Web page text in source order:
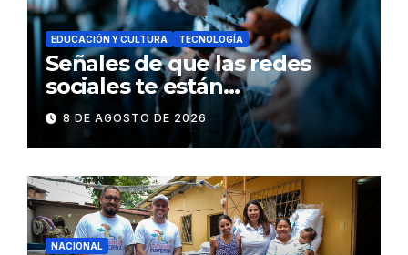
EDUCACIÓN Y CULTURA TECNOLOGÍA
Señales de que las redes
sociales te están
consumiendo
8 DE AGOSTO DE 2026
NACIONAL